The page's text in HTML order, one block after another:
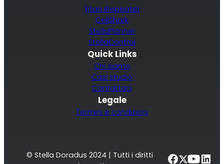
Amplificazione del segnale verso il router.
StellaControl
Titan iRepeater
CellShark
StellaPlanner
StellaControl
Quick Links
Chi siamo
Casi studio
Contattaci
Legale
Termini e condizioni
© Stella Doradus 2024 | Tutti i diritti